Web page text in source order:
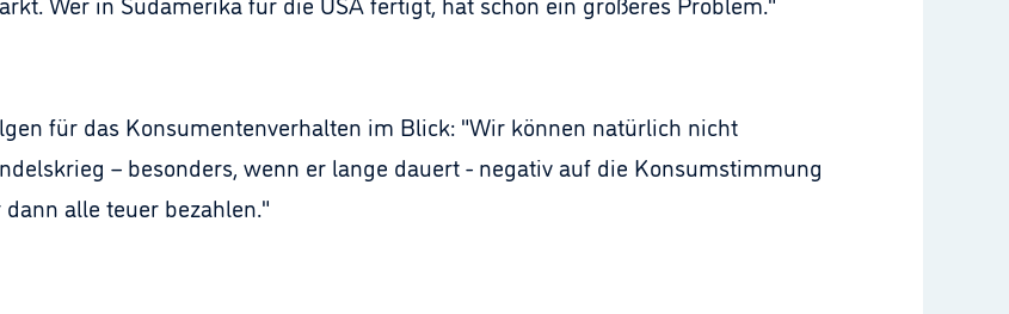
für das Konsumentenverhalten im Blick: "Wir können natürlich nicht
– besonders, wenn er lange dauert - negativ auf die Konsumstimmung
alle teuer bezahlen."